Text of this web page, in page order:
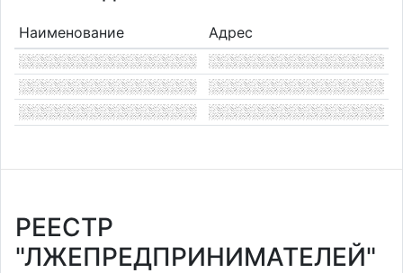
Наименование Адрес
РЕЕСТР
"ЛЖЕПРЕДПРИНИМАТЕЛЕЙ"